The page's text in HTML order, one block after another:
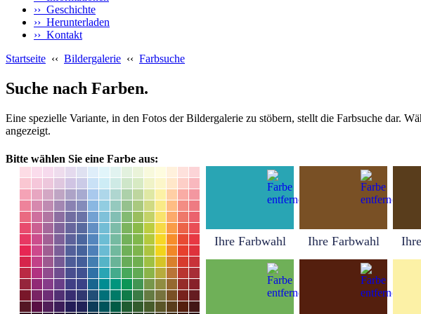
›› Geschichte
›› Herunterladen
›› Kontakt
Startseite ‹‹ Bildergalerie ‹‹ Farbsuche
Suche nach Farben.
Eine spezielle Variante, in den Fotos der Bildergalerie zu stöbern, stellt die Farbsuche dar.
angezeigt.
Bitte wählen Sie eine Farbe aus:
Ihre Farbwahl Ihre Farbwahl